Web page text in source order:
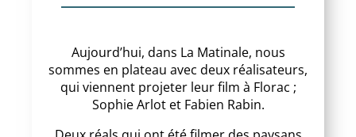
Aujourd’hui, dans La Matinale, nous
sommes en plateau avec deux réalisateurs,
qui viennent projeter leur film à Florac ;
Sophie Arlot et Fabien Rabin.